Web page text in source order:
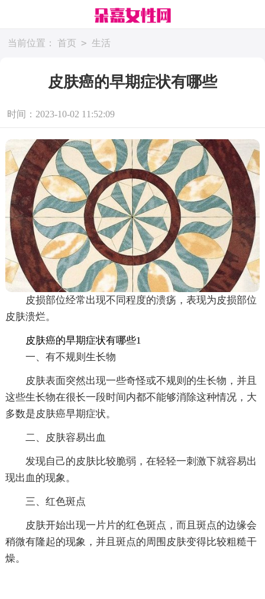
当前位置： 首页 > 生活
皮肤癌的早期症状有哪些
时间：2023-10-02 11:52:09
皮损部位经常出现不同程度的溃疡，表现为皮损部位
皮肤溃烂。
皮肤癌的早期症状有哪些1
一、有不规则生长物
皮肤表面突然出现一些奇怪或不规则的生长物，并且
这些生长物在很长一段时间内都不能够消除这种情况，大
多数是皮肤癌早期症状。
二、皮肤容易出血
发现自己的皮肤比较脆弱，在轻轻一刺激下就容易出
现出血的现象。
三、红色斑点
皮肤开始出现一片片的红色斑点，而且斑点的边缘会
稍微有隆起的现象，并且斑点的周围皮肤变得比较粗糙干
燥。